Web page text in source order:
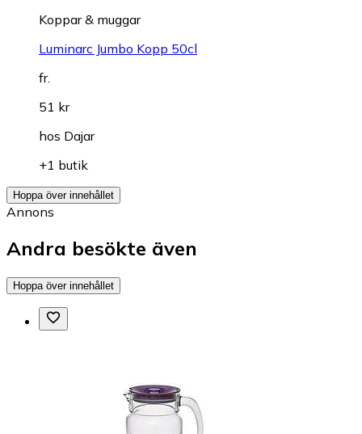
Koppar & muggar
Luminarc Jumbo Kopp 50cl
fr.
51 kr
hos Dajar
+1 butik
Hoppa över innehållet
Annons
Andra besökte även
Hoppa över innehållet